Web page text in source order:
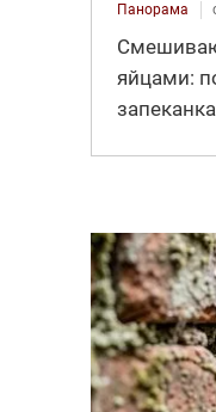
Панорама
яйцами:
запеканка